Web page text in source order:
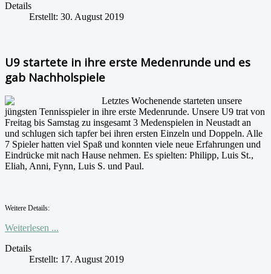
Details
Erstellt: 30. August 2019
U9 startete in ihre erste Medenrunde und es
gab Nachholspiele
Letztes Wochenende starteten unsere
jüngsten Tennisspieler in ihre erste Medenrunde. Unsere U9 trat von
Freitag bis Samstag zu insgesamt 3 Medenspielen in Neustadt an
und schlugen sich tapfer bei ihren ersten Einzeln und Doppeln. Alle
7 Spieler hatten viel Spaß und konnten viele neue Erfahrungen und
Eindrücke mit nach Hause nehmen. Es spielten: Philipp, Luis St.,
Eliah, Anni, Fynn, Luis S. und Paul.
Weitere Details:
Weiterlesen ...
Details
Erstellt: 17. August 2019